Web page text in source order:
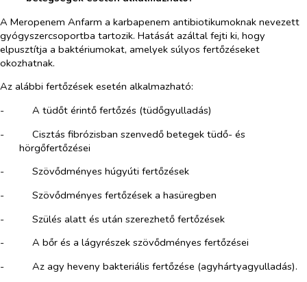
A Meropenem Anfarm a karbapenem antibiotikumoknak nevezett
gyógyszercsoportba tartozik. Hatását azáltal fejti ki, hogy
elpusztítja a baktériumokat, amelyek súlyos fertőzéseket
okozhatnak.
Az alábbi fertőzések esetén alkalmazható:
-​
A tüdőt érintő fertőzés (tüdőgyulladás)
-​
Cisztás fibrózisban szenvedő betegek tüdő- és
hörgőfertőzései
-​
Szövődményes húgyúti fertőzések
-​
Szövődményes fertőzések a hasüregben
-​
Szülés alatt és után szerezhető fertőzések
-​
A bőr és a lágyrészek szövődményes fertőzései
-​
Az agy heveny bakteriális fertőzése (agyhártyagyulladás).